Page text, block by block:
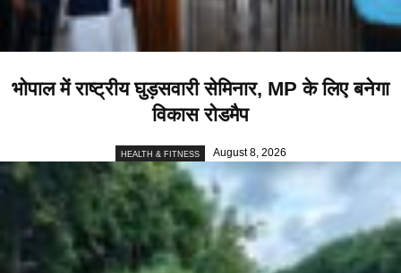
भोपाल में राष्ट्रीय घुड़सवारी सेमिनार, MP के लिए बनेगा
विकास रोडमैप
HEALTH & FITNESS August 8, 2026